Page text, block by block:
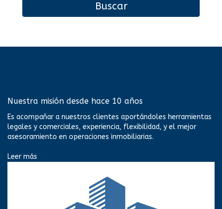
Buscar
Nuestra misión desde hace 10 años
Es acompañar a nuestros clientes aportándoles herramientas
legales y comerciales, experiencia, flexibilidad, y el mejor
asesoramiento en operaciones inmobiliarias.
Leer más